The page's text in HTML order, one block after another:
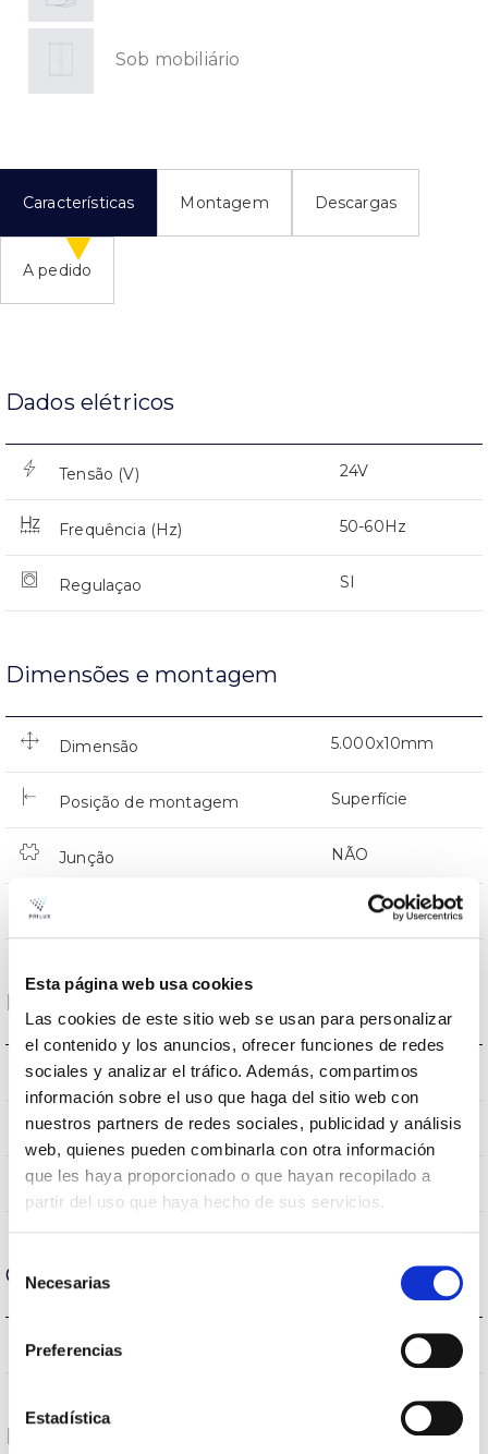
Esta página web usa cookies
Las cookies de este sitio web se usan para personalizar
el contenido y los anuncios, ofrecer funciones de redes
sociales y analizar el tráfico. Además, compartimos
información sobre el uso que haga del sitio web con
nuestros partners de redes sociales, publicidad y análisis
web, quienes pueden combinarla con otra información
que les haya proporcionado o que hayan recopilado a
partir del uso que haya hecho de sus servicios.
de
consentimiento
Necesarias
Preferencias
Estadística
Sob mobiliário
Características Montagem Descargas
A pedido
Dados elétricos
Tensão (V) 24V
Frequência (Hz) 50-60Hz
Regulaçao SI
Dimensões e montagem
Dimensão 5.000x10mm
Posição de montagem Superfície
Junção NÃO
Directa
Dados ópticos
Temperatura de cor Ámbar
CRI Índice de repr. cromática Ámbar
Angulo de abertura 120
Carcaça e Acabamento
Índice de estanqueidade IP IP20
Desempenho